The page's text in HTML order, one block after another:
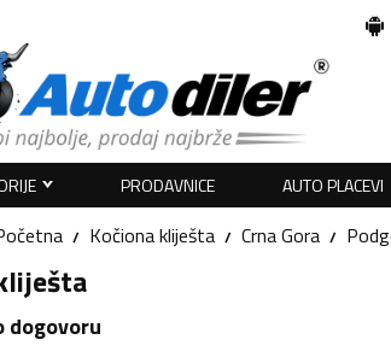
PRODAVNICE AUTO PLACEVI
Kočiona kliješta Crna Gora
dogovoru